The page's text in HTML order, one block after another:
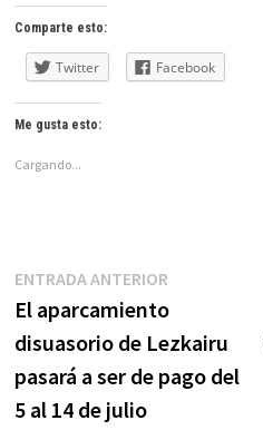
Comparte esto:
Twitter Facebook
Me gusta esto:
Cargando...
Navegación
de
entradas
ENTRADA ANTERIOREntrada
anterior:
El aparcamiento
disuasorio de Lezkairu
pasará a ser de pago del
5 al 14 de julio